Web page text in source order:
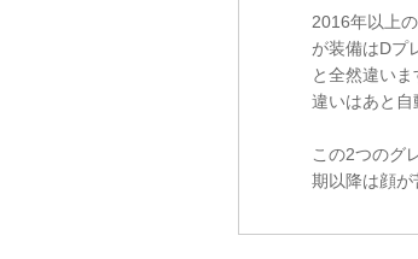
2016年以上
が装備はDプ
と全然違いま
違いはあと
この2つのグ
期以降は顔が